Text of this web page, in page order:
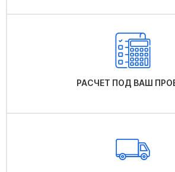
РАСЧЕТ ПОД ВАШ